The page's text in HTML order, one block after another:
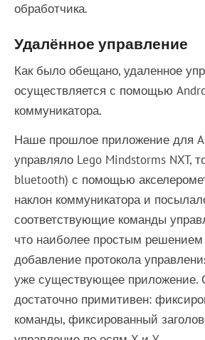
обработчика.
Удалённое управление
Как было обещано, удаленное
осуществляется с помощью
коммуникатора.
Наше прошлое приложение для
управляло Lego Mindstorms NXT,
bluetooth) с помощью
наклон коммуникатора и
соответствующие команды
что наиболее простым решением
добавление протокола
уже существующее приложение.
достаточно примитивен:
команды, фиксированный